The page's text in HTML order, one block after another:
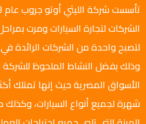
الشركات لتجارة السيارات ومرت
لتصبح واحدة من الشركات الرائدة
وذلك بفضل النشاط الملحوظ
الأسواق المصرية حيث إنها تمتلك
شهرة لجميع أنواع السيارات،